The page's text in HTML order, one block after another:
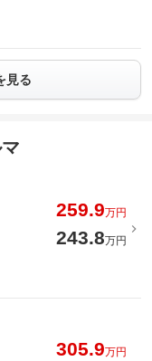
見る
259.9万円
243.8万円
305.9万円